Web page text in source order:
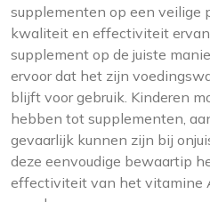
supplementen op een veilige
kwaliteit en effectiviteit
supplement op de juiste
ervoor dat het zijn
blijft voor gebruik. Kinderen
hebben tot supplementen,
gevaarlijk kunnen zijn bij
deze eenvoudige bewaartip
effectiviteit van het vitamine